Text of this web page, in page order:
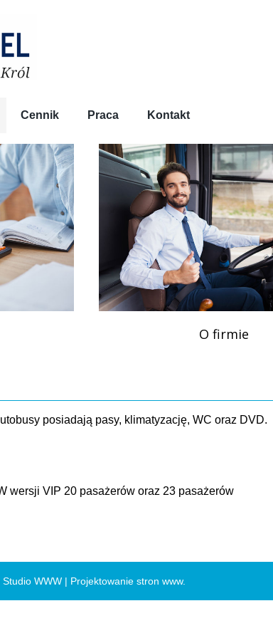
Cennik Praca Kontakt
O firmie
posiadają pasy, klimatyzację, WC oraz DVD.
wersji VIP 20 pasażerów oraz 23 pasażerów
WWW | Projektowanie stron www.